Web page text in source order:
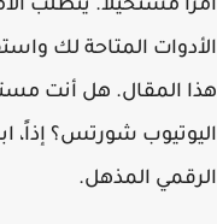
أمرًا مستحيلاً. يتطلب
الأدوات المتاحة لك
هذا المقال. هل أنت
اليوتيوب شورتس؟ إذاً،
الرقمي المذهل.